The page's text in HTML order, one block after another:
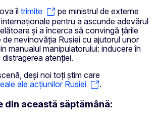
îl trimite
pe ministrul de externe
pentru a ascunde adevărul
și a încerca să convingă țările
de nevinovăția Rusiei cu ajutorul unor
manualul manipulatorului: inducere în
atenției.
deși noi toți știm care
ale acțiunilor Rusiei .
din această săptămână: